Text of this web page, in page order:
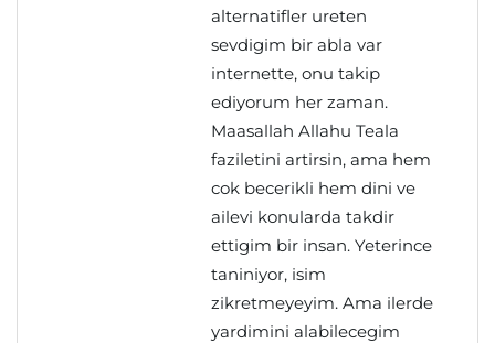
alternatifler ureten
sevdigim bir abla var
internette, onu takip
ediyorum her zaman.
Maasallah Allahu Teala
faziletini artirsin, ama hem
cok becerikli hem dini ve
ailevi konularda takdir
ettigim bir insan. Yeterince
taniniyor, isim
zikretmeyeyim. Ama ilerde
yardimini alabilecegim